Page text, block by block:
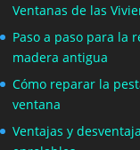
Ventanas de las
Paso a paso para la
madera antigua
Cómo reparar la
ventana
Ventajas y